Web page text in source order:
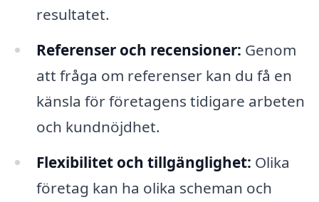
resultatet.
Referenser och recensioner: Genom
att fråga om referenser kan du få en
känsla för företagens tidigare arbeten
och kundnöjdhet.
Flexibilitet och tillgänglighet: Olika
företag kan ha olika scheman och